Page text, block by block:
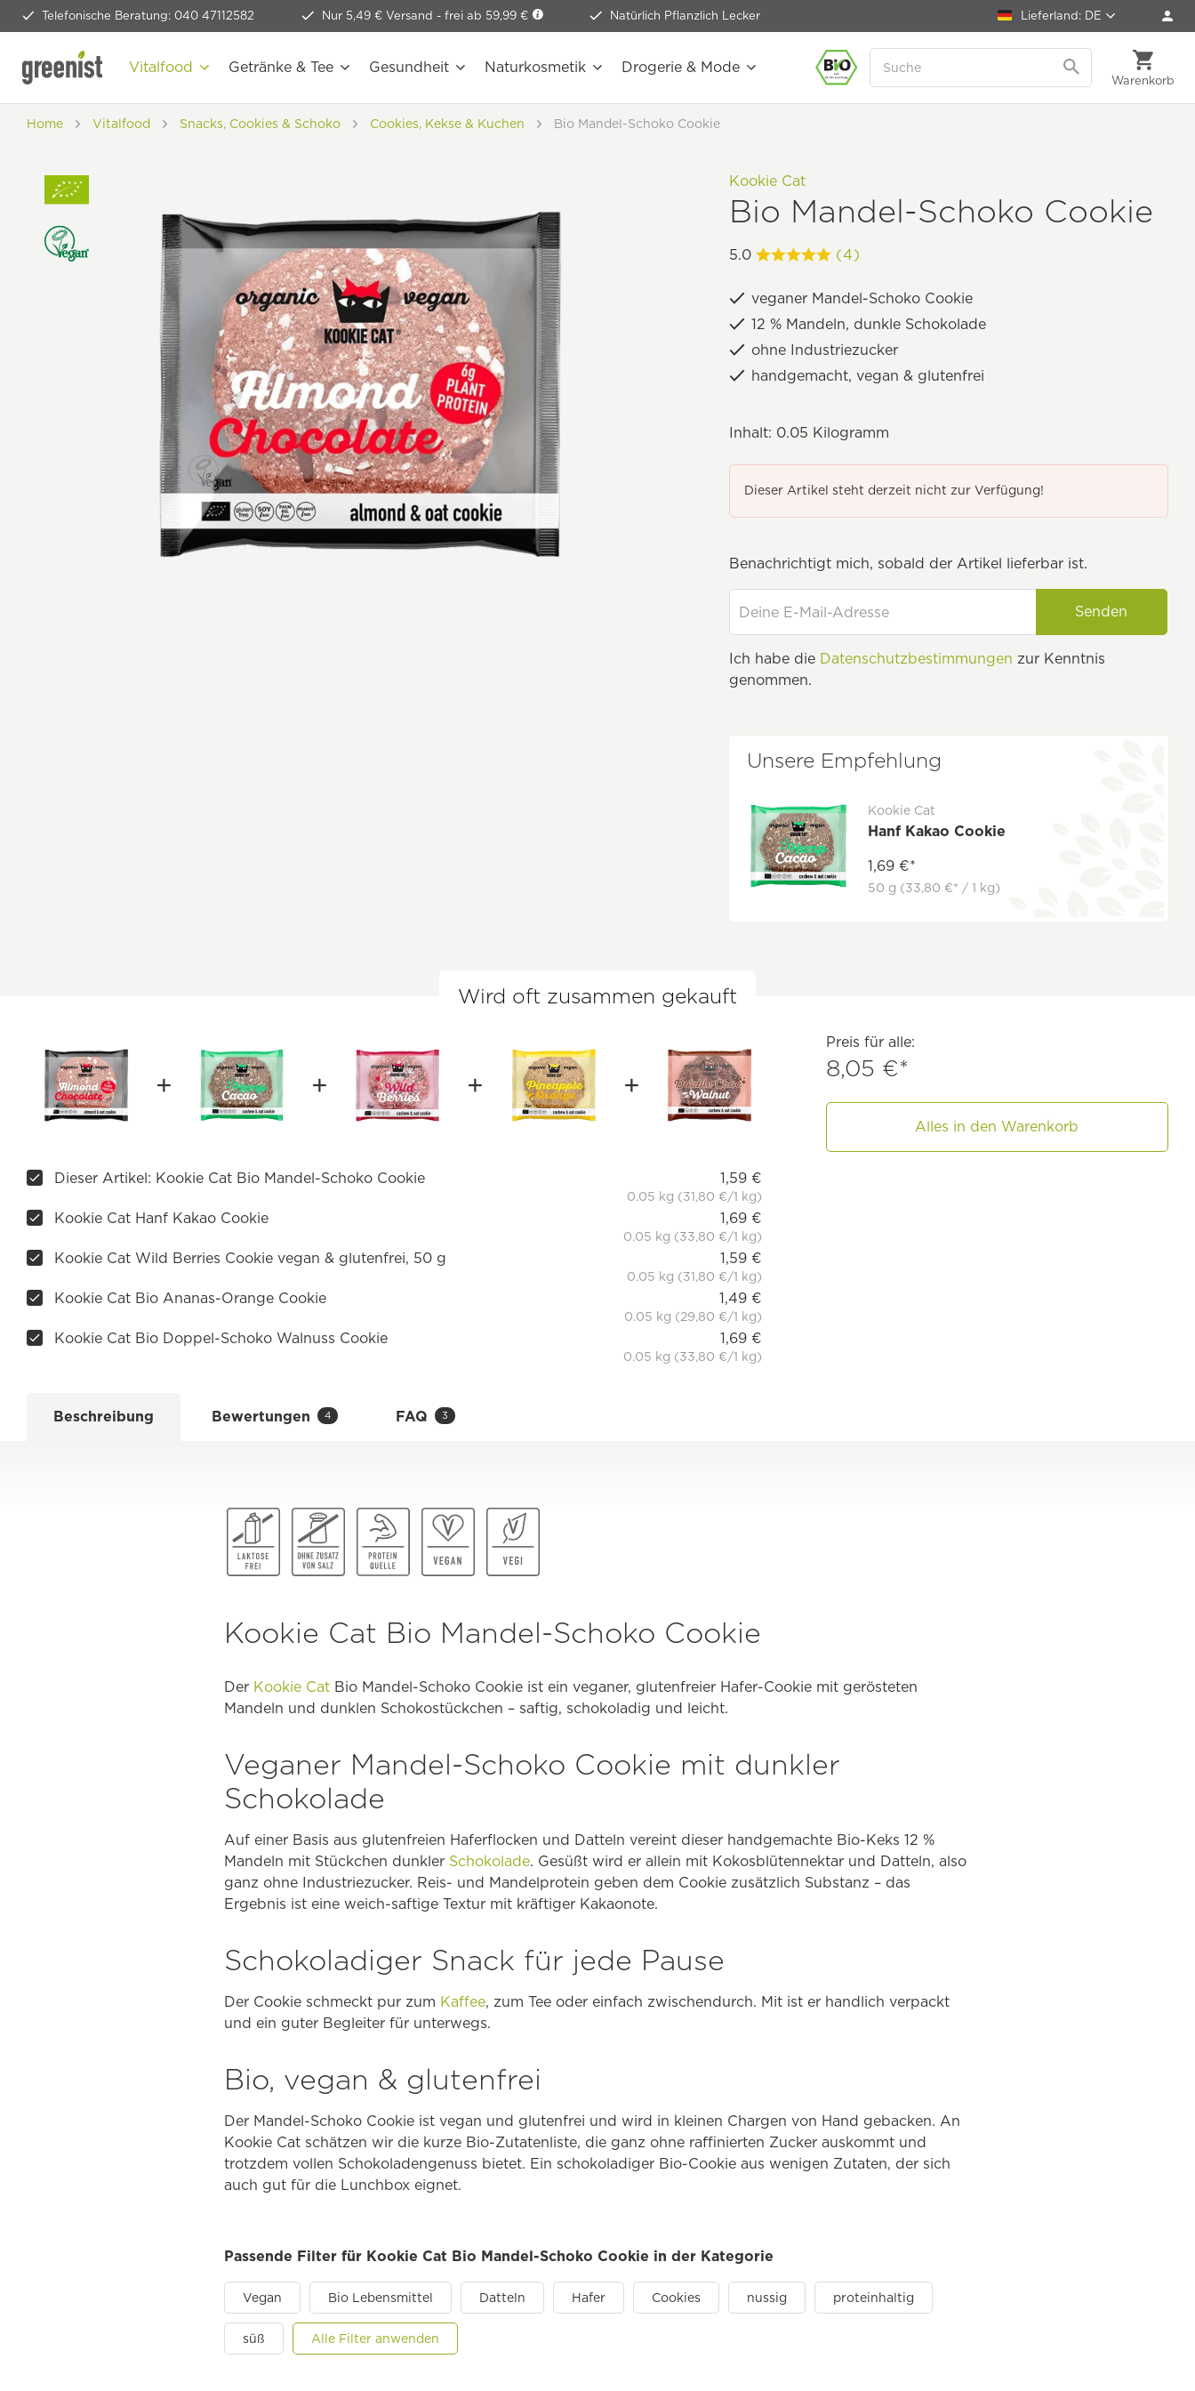
Telefonische Beratung: 040 47112582 Nur 5,49 € Versand - frei ab 59,99 € Natürlich Pflanzlich Lecker Lieferland: DE
Warenkorb
Vitalfood Getränke & Tee Gesundheit Naturkosmetik Drogerie & Mode
Home Vitalfood Snacks, Cookies & Schoko Cookies, Kekse & Kuchen Bio Mandel-Schoko Cookie
Kookie Cat
Bio Mandel-Schoko Cookie
5.0 (4)
veganer Mandel-Schoko Cookie
12 % Mandeln, dunkle Schokolade
ohne Industriezucker
handgemacht, vegan & glutenfrei
Inhalt: 0.05 Kilogramm
Dieser Artikel steht derzeit nicht zur Verfügung!
Benachrichtigt mich, sobald der Artikel lieferbar ist.
Senden
Ich habe die Datenschutzbestimmungen zur Kenntnis
genommen.
Unsere Empfehlung
Kookie Cat
Hanf Kakao Cookie
1,69 €*
50 g (33,80 €* / 1 kg)
Wird oft zusammen gekauft
Preis für alle:
8,05 €*
Alles in den Warenkorb
Dieser Artikel: Kookie Cat Bio Mandel-Schoko Cookie 1,59 €
0.05 kg (31,80 €/1 kg)
Kookie Cat Hanf Kakao Cookie 1,69 €
0.05 kg (33,80 €/1 kg)
Kookie Cat Wild Berries Cookie vegan & glutenfrei, 50 g 1,59 €
0.05 kg (31,80 €/1 kg)
Kookie Cat Bio Ananas-Orange Cookie 1,49 €
0.05 kg (29,80 €/1 kg)
Kookie Cat Bio Doppel-Schoko Walnuss Cookie 1,69 €
0.05 kg (33,80 €/1 kg)
Beschreibung Bewertungen 4 FAQ 3
Kookie Cat Bio Mandel-Schoko Cookie
Der Kookie Cat Bio Mandel-Schoko Cookie ist ein veganer, glutenfreier Hafer-Cookie mit gerösteten
Mandeln und dunklen Schokostückchen – saftig, schokoladig und leicht.
Veganer Mandel-Schoko Cookie mit dunkler
Schokolade
Auf einer Basis aus glutenfreien Haferflocken und Datteln vereint dieser handgemachte Bio-Keks 12 %
Mandeln mit Stückchen dunkler Schokolade. Gesüßt wird er allein mit Kokosblütennektar und Datteln, also
ganz ohne Industriezucker. Reis- und Mandelprotein geben dem Cookie zusätzlich Substanz – das
Ergebnis ist eine weich-saftige Textur mit kräftiger Kakaonote.
Schokoladiger Snack für jede Pause
Der Cookie schmeckt pur zum Kaffee, zum Tee oder einfach zwischendurch. Mit ist er handlich verpackt
und ein guter Begleiter für unterwegs.
Bio, vegan & glutenfrei
Der Mandel-Schoko Cookie ist vegan und glutenfrei und wird in kleinen Chargen von Hand gebacken. An
Kookie Cat schätzen wir die kurze Bio-Zutatenliste, die ganz ohne raffinierten Zucker auskommt und
trotzdem vollen Schokoladengenuss bietet. Ein schokoladiger Bio-Cookie aus wenigen Zutaten, der sich
auch gut für die Lunchbox eignet.
Passende Filter für Kookie Cat Bio Mandel-Schoko Cookie in der Kategorie
Vegan Bio Lebensmittel Datteln Hafer Cookies nussig proteinhaltig
süß Alle Filter anwenden